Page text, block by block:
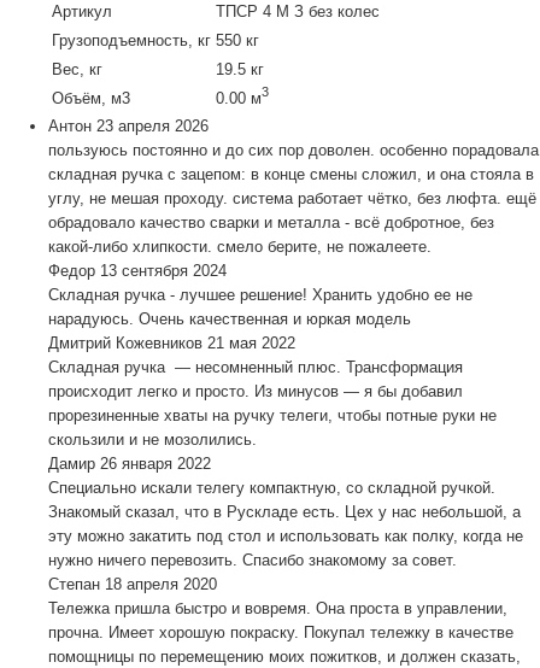
Артикул
ТПСР 4 М З без колес
Грузоподъемность, кг 550 кг
Вес, кг
19.5 кг
Объём, м3
0.00 м3
Антон 23 апреля 2026
пользуюсь постоянно и до сих пор доволен. особенно порадовала
складная ручка с зацепом: в конце смены сложил, и она стояла в
углу, не мешая проходу. система работает чётко, без люфта. ещё
обрадовало качество сварки и металла - всё добротное, без
какой-либо хлипкости. смело берите, не пожалеете.
Федор 13 сентября 2024
Складная ручка - лучшее решение! Хранить удобно ее не
нарадуюсь. Очень качественная и юркая модель
Дмитрий Кожевников 21 мая 2022
Складная ручка — несомненный плюс. Трансформация
происходит легко и просто. Из минусов — я бы добавил
прорезиненные хваты на ручку телеги, чтобы потные руки не
скользили и не мозолились.
Дамир 26 января 2022
Специально искали телегу компактную, со складной ручкой.
Знакомый сказал, что в Рускладе есть. Цех у нас небольшой, а
эту можно закатить под стол и использовать как полку, когда не
нужно ничего перевозить. Спасибо знакомому за совет.
Степан 18 апреля 2020
Тележка пришла быстро и вовремя. Она проста в управлении,
прочна. Имеет хорошую покраску. Покупал тележку в качестве
помощницы по перемещению моих пожитков, и должен сказать,